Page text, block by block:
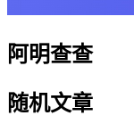
阿明查查
随机文章